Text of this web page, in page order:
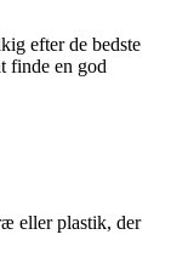
efter de bedste
finde en god
eller plastik, der